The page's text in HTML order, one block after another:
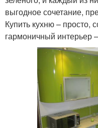
выгодное сочетание,
Купить кухню – просто,
гармоничный интерьер